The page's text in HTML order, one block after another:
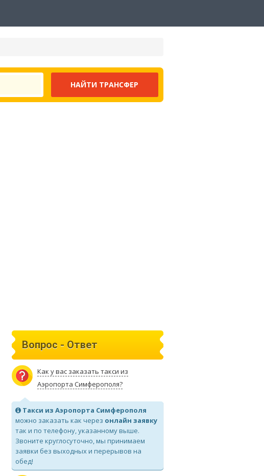
Вопрос - Ответ
Как у вас заказать такси из
Аэропорта Симферополя?
Такси из Аэропорта Симферополя
можно заказать как через онлайн заявку
так и по телефону, указанному выше.
Звоните круглосуточно, мы принимаем
заявки без выходных и перерывов на
обед!